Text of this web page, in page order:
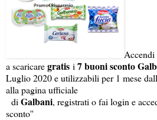
Accendi
a scaricaregratis i 7 buoni sconto
Luglio 2020 e utilizzabili per 1 mese
alla pagina ufficiale
di Galbani, registrati o fai login e
sconto''